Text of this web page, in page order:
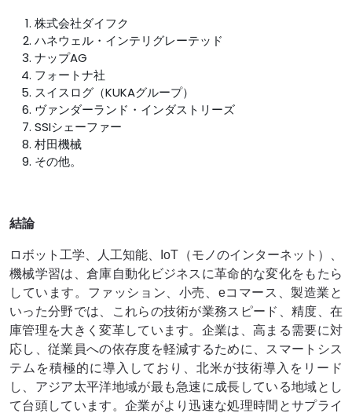
株式会社ダイフク
ハネウェル・インテリグレーテッド
ナップAG
フォートナ社
スイスログ（KUKAグループ）
ヴァンダーランド・インダストリーズ
SSIシェーファー
村田機械
その他。
結論
ロボット工学、人工知能、IoT（モノのインターネット）、
機械学習は、倉庫自動化ビジネスに革命的な変化をもたら
しています。ファッション、小売、eコマース、製造業と
いった分野では、これらの技術が業務スピード、精度、在
庫管理を大きく変革しています。企業は、高まる需要に対
応し、従業員への依存度を軽減するために、スマートシス
テムを積極的に導入しており、北米が技術導入をリード
し、アジア太平洋地域が最も急速に成長している地域とし
て台頭しています。企業がより迅速な処理時間とサプライ